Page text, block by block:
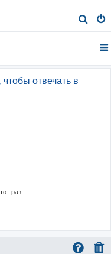
о
отвечать в
раз